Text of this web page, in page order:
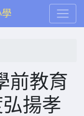
前教育
揚孝